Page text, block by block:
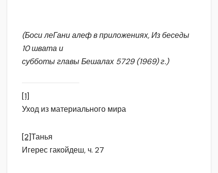
(Боси леГани алеф в приложениях, Из беседы
10 швата и
субботы главы Бешалах 5729 (1969) г.)
[1]
Уход из материального мира
[2]Танья
Игерес гакойдеш, ч. 27